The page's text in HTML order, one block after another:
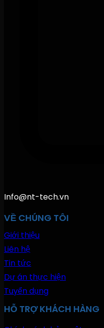
Info@nt-tech.vn
VỀ CHÚNG TÔI
Giới thiệu
Liên hệ
Tin tức
Dự án thực hiện
Tuyển dụng
HỖ TRỢ KHÁCH HÀNG